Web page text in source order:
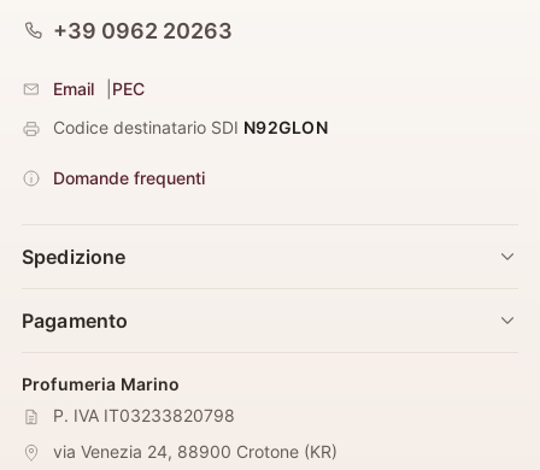
+39 0962 20263
Email
PEC
Codice destinatario SDI N92GLON
Domande frequenti
Spedizione
Pagamento
Profumeria Marino
P. IVA IT03233820798
via Venezia 24, 88900 Crotone (KR)